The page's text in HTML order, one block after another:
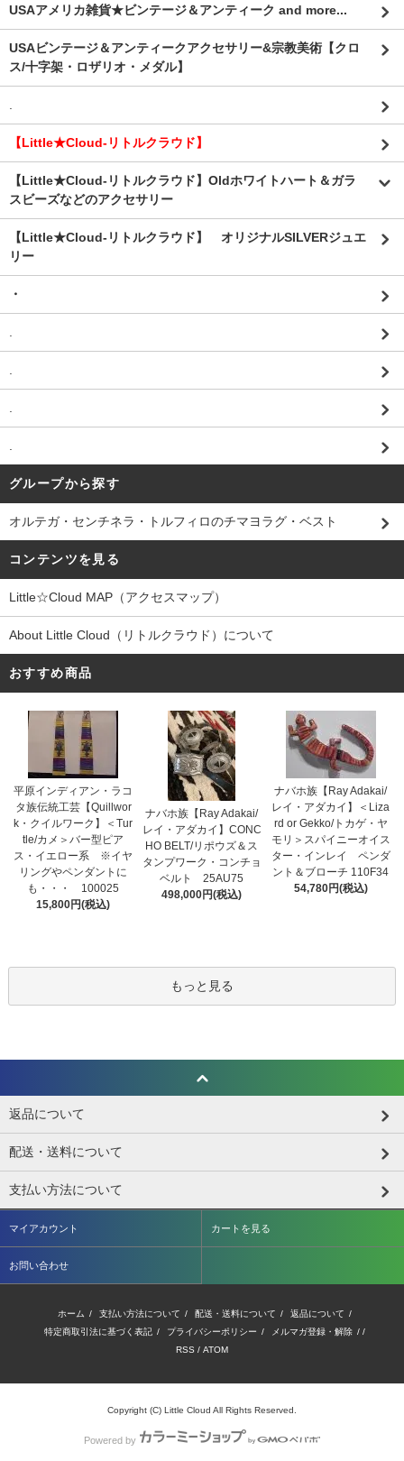
USAアメリカ雑貨★ビンテージ＆アンティーク and more...
USAビンテージ＆アンティークアクセサリー&宗教美術【クロ
ス/十字架・ロザリオ・メダル】
【Little★Cloud-リトルクラウド】
【Little★Cloud-リトルクラウド】Oldホワイトハート＆ガラ
スビーズなどのアクセサリー
【Little★Cloud-リトルクラウド】 オリジナルSILVERジュエ
リー
・
グループから探す
オルテガ・センチネラ・トルフィロのチマヨラグ・ベスト
コンテンツを見る
Little☆Cloud MAP（アクセスマップ）
About Little Cloud（リトルクラウド）について
おすすめ商品
平原インディアン・ラコ
タ族伝統工芸【Quillwor
k・クイルワーク】＜Tur
tle/カメ＞バー型ピア
ス・イエロー系 ※イヤ
リングやペンダントに
も・・・ 100025
15,800円(税込)
ナバホ族【Ray Adakai/
レイ・アダカイ】CONC
HO BELT/リポウズ＆ス
タンプワーク・コンチョ
ベルト 25AU75
498,000円(税込)
ナバホ族【Ray Adakai/
レイ・アダカイ】＜Liza
rd or Gekko/トカゲ・ヤ
モリ＞スパイニーオイス
ター・インレイ ペンダ
ント＆ブローチ 110F34
54,780円(税込)
もっと見る
返品について
配送・送料について
支払い方法について
マイアカウント カートを見る
お問い合わせ
ホーム / 支払い方法について / 配送・送料について / 返品について /
特定商取引法に基づく表記 / プライバシーポリシー / メルマガ登録・解除 / /
RSS / ATOM
Copyright (C) Little Cloud All Rights Reserved.
Powered by